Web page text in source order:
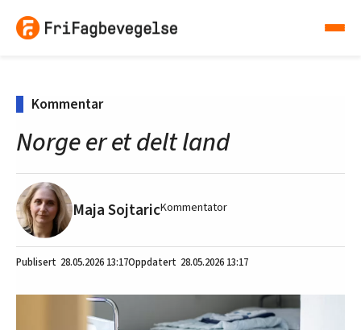
Kommentar
Norge er et delt land
Maja SojtaricKommentator
28.05.2026 13:17 28.05.2026 13:17